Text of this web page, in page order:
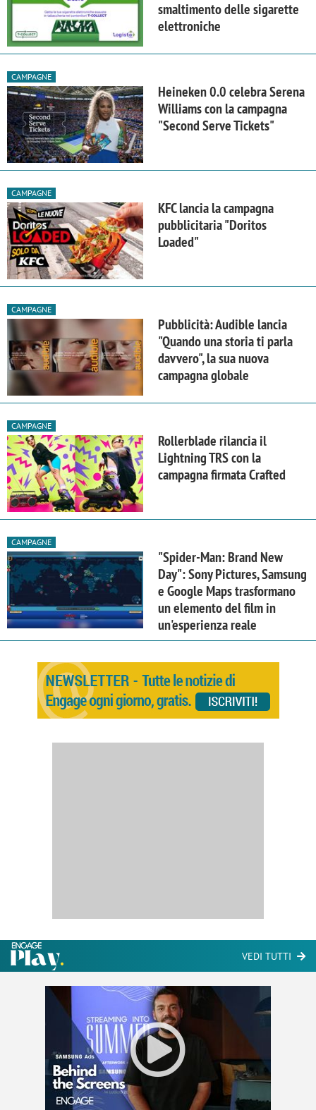
smaltimento delle sigarette
elettroniche
CAMPAGNE
Heineken 0.0 celebra Serena
Williams con la campagna
"Second Serve Tickets"
CAMPAGNE
KFC lancia la campagna
pubblicitaria "Doritos
Loaded"
CAMPAGNE
Pubblicità: Audible lancia
"Quando una storia ti parla
davvero", la sua nuova
campagna globale
CAMPAGNE
Rollerblade rilancia il
Lightning TRS con la
campagna firmata Crafted
CAMPAGNE
"Spider-Man: Brand New
Day": Sony Pictures, Samsung
e Google Maps trasformano
un elemento del film in
un'esperienza reale
VEDI TUTTI